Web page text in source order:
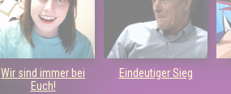
Wir sind immer bei
Euch!
Eindeutiger Sieg